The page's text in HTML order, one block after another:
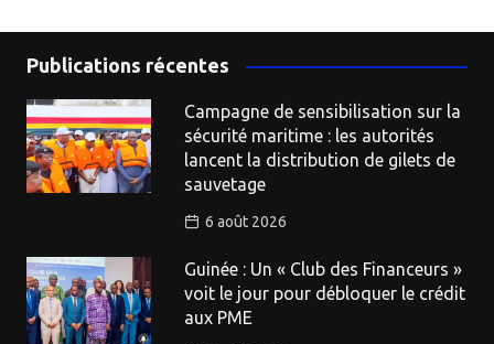
Publications récentes
Campagne de sensibilisation sur la
sécurité maritime : les autorités
lancent la distribution de gilets de
sauvetage
6 août 2026
Guinée : Un « Club des Financeurs »
voit le jour pour débloquer le crédit
aux PME